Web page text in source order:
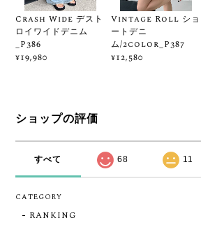
Crash Wide デスト
ロイワイドデニム
_P386
¥19,980
Vintage Roll ショ
ートデニ
ム/2color_P387
¥12,580
ショップの評価
すべて 68 11
CATEGORY
RANKING